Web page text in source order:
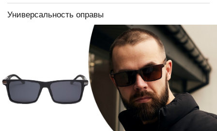
Универсальность оправы